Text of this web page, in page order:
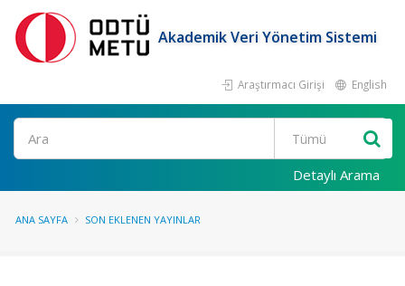
Akademik Veri Yönetim Sistemi
Araştırmacı Girişi English
Ara
Detaylı Arama
ANA SAYFA SON EKLENEN YAYINLAR